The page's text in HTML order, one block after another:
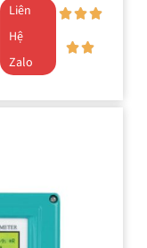
Liên
Hệ
Zalo